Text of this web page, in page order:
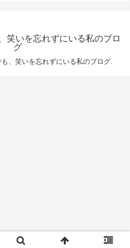
笑いを忘れずにいる私のブロ
グ
、笑いを忘れずにいる私のブログ.